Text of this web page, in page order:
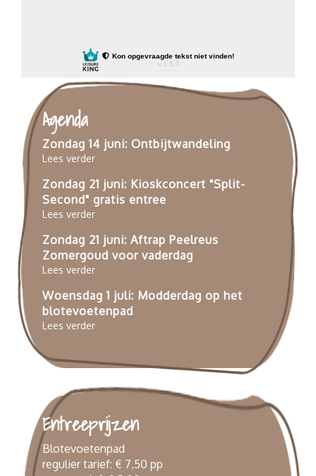
Agenda
Zondag 14 juni: Ontbijtwandeling
Lees verder
Zondag 21 juni: Kioskconcert "Split-
Second" gratis entree
Lees verder
Zondag 21 juni: Aftrap Peelreus
Zomergoud voor vaderdag
Lees verder
Woensdag 1 juli: Modderdag op het
blotevoetenpad
Lees verder
Entreeprijzen
Blotevoetenpad
regulier tarief: € 7,50 pp